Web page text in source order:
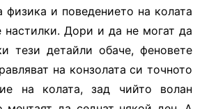
физика и поведението на колата
настилки. Дори и да не могат да
тези детайли обаче, феновете
на конзолата си точното
на колата, зад чийто волан